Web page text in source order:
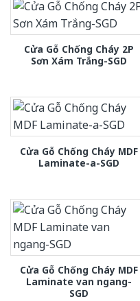
Cửa Gỗ Chống Cháy 2P
Sơn Xám Trắng-SGD
Cửa Gỗ Chống Cháy MDF
Laminate-a-SGD
Cửa Gỗ Chống Cháy MDF
Laminate van ngang-
SGD